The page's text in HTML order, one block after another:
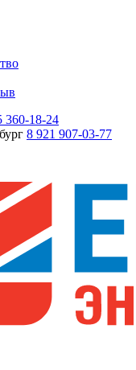
360-18-24
8 921 907-03-77